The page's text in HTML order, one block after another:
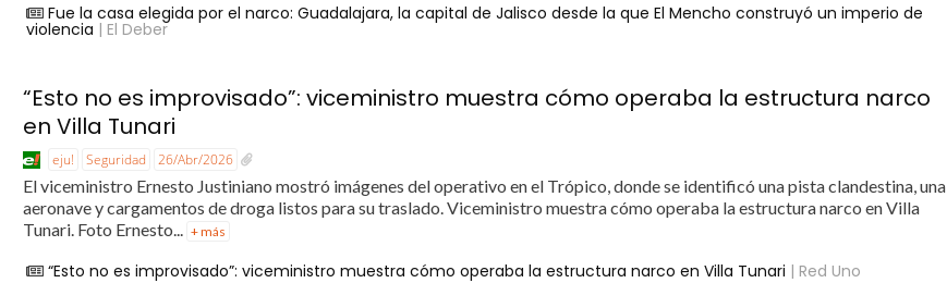
Fue la casa elegida por el narco: Guadalajara, la capital de Jalisco desde la que El Mencho construyó un imperio de
violencia | El Deber
“Esto no es improvisado”: viceministro muestra cómo operaba la estructura narco
en Villa Tunari
eju! Seguridad 26/Abr/2026
El viceministro Ernesto Justiniano mostró imágenes del operativo en el Trópico, donde se identificó una pista clandestina, una
aeronave y cargamentos de droga listos para su traslado. Viceministro muestra cómo operaba la estructura narco en Villa
Tunari. Foto Ernesto... + más
“Esto no es improvisado”: viceministro muestra cómo operaba la estructura narco en Villa Tunari | Red Uno